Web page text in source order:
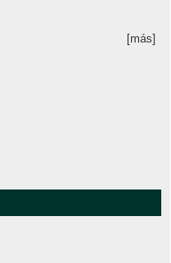
[más]